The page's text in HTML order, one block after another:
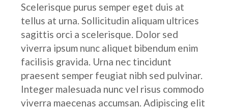
Scelerisque purus semper eget duis at
tellus at urna. Sollicitudin aliquam ultrices
sagittis orci a scelerisque. Dolor sed
viverra ipsum nunc aliquet bibendum enim
facilisis gravida. Urna nec tincidunt
praesent semper feugiat nibh sed pulvinar.
Integer malesuada nunc vel risus commodo
viverra maecenas accumsan. Adipiscing elit